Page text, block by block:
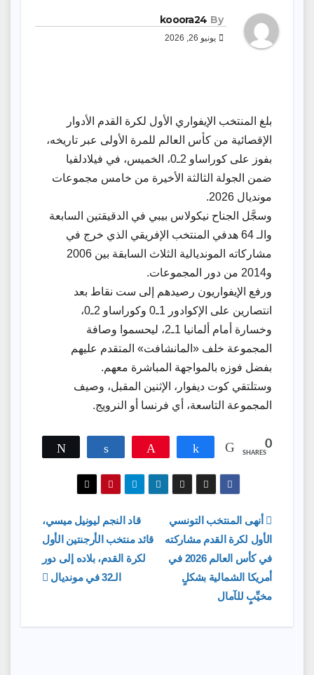
By
kooora24
يونيو 26, 2026
بلغ المنتخب الإيفواري الأول لكرة القدم الأدوار
الإقصائية من كأس العالم للمرة الأولى عبر تاريخه،
بفوز على كوراساو 2ـ0، الخميس، في فيلادلفيا
ضمن الجولة الثالثة الأخيرة من خامس مجموعات
مونديال 2026.
وسجَّل الجناح نيكولاس بيبي في الدقيقتين السابعة
والـ 64 هدفي المنتخب الإفريقي الذي خرج في
مشاركاته المونديالية الثلاث السابقة بين 2006
و2014 من دور المجموعات.
ورفع الإيفواريون رصيدهم إلى ست نقاط بعد
انتصارين على الإكوادور 1ـ0 وكوراساو 2ـ0،
وخسارة أمام ألمانيا 1ـ2، ليحسموا وصافة
المجموعة خلف «المانشافت» المتقدم عليهم
بفضل فوزه بالمواجهة المباشرة معهم.
وستلتقي كوت ديفوار، الإثنين المقبل، وصيف
المجموعة التاسعة، أي فرنسا أو النرويج.
Share 0
SHARES
تصفّح
المقالات
قاد النجم ليونيل ميسي،
قائد منتخب الأرجنتين الأول
لكرة القدم، بلاده إلى دور
الـ32 في مونديال
أنهى ‌المنتخب التونسي
الأول لكرة القدم مشاركته
في كأس العالم 2026 في
أمريكا الشمالية بشكلٍ
مخيِّبٍ للآمال